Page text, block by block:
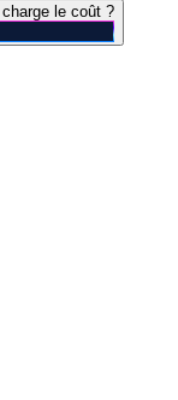
le coût ?